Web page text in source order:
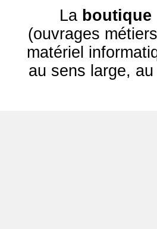
La
(ouvrages
matériel
au sens large, au